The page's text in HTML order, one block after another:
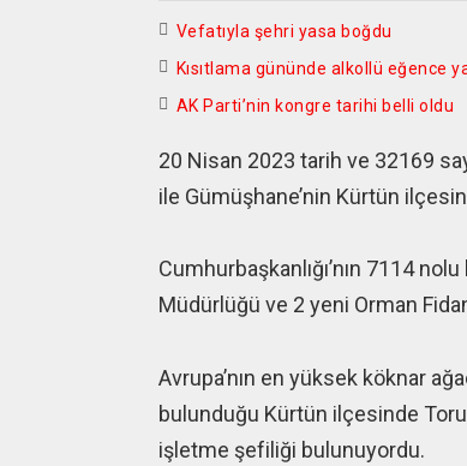
Vefatıyla şehri yasa boğdu
Kısıtlama gününde alkollü eğence
AK Parti’nin kongre tarihi belli oldu
20 Nisan 2023 tarih ve 32169
ile Gümüşhane’nin Kürtün
Cumhurbaşkanlığı’nın 7114
Müdürlüğü ve 2 yeni Orman
Avrupa’nın en yüksek köknar
bulunduğu Kürtün ilçesinde
işletme şefiliği bulunuyordu.